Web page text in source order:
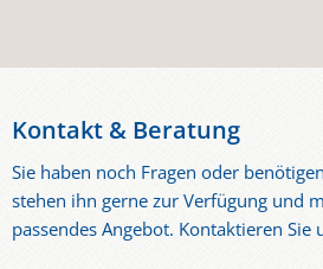
Kontakt & Beratung
Sie haben noch Fragen oder
stehen ihn gerne zur Verfügung und
passendes Angebot. Kontaktieren Sie